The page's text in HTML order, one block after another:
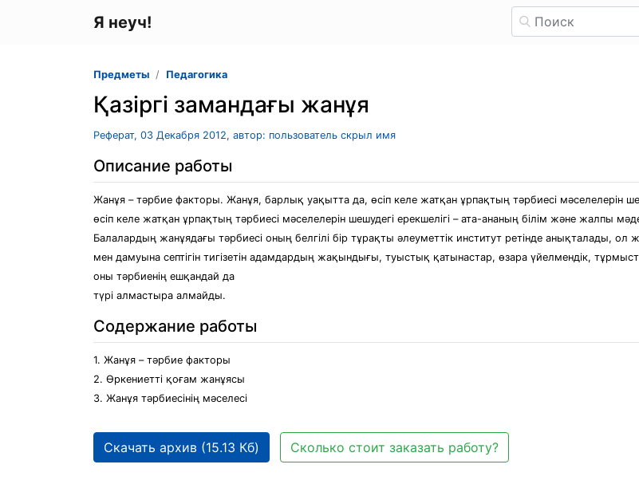
Я неуч!
Предметы Педагогика
Қазіргі замандағы жанұя
Реферат, 03 Декабря 2012, автор: пользователь скрыл имя
Описание работы
Жанұя – тәрбие факторы. Жанұя, барлық уақытта да, өсіп келе жатқан ұрпақтың тәрбиесі мәселелерін
өсіп келе жатқан ұрпақтың тәрбиесі мәселелерін шешудегі ерекшелігі – ата-ананың білім және жалпы
Балалардың жанұядағы тәрбиесі оның белгілі бір тұрақты әлеуметтік институт ретінде анықталады,
мен дамуына септігін тигізетін адамдардың жақындығы, туыстық қатынастар, өзара үйелмендік,
оны тәрбиенің ешқандай да
түрі алмастыра алмайды.
Содержание работы
1. Жанұя – тәрбие факторы
2. Өркениетті қоғам жанұясы
3. Жанұя тәрбиесінің мәселесі
Скачать архив (15.13 Кб) Сколько стоит заказать работу?